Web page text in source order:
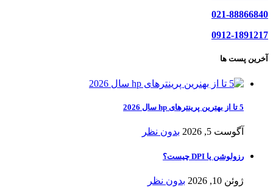
021-88866840
0912-1891217
آخرین پست ها
5 تا از بهترین پرینترهای hp سال 2026
آگوست 5, 2026 بدون نظر
رزولوشن یا DPI چیست؟
ژوئن 10, 2026 بدون نظر